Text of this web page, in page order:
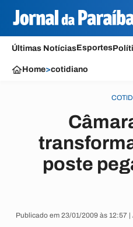
Últimas NotíciasEsportes
Home>cotidiano
poste
Publicado em 23/01/2009 às 12:57